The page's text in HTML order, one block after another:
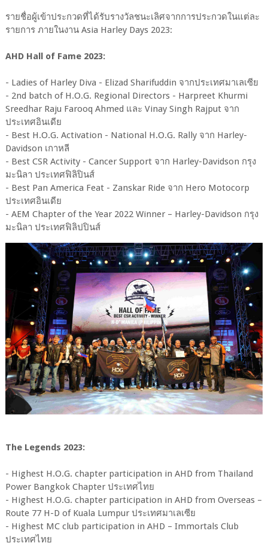
รายชื่อผู้เข้าประกวดที่ได้รับรางวัลชนะเลิศจากการประกวดในแต่ละ
รายการ ภายในงาน Asia Harley Days 2023:
AHD Hall of Fame 2023:
- Ladies of Harley Diva - Elizad Sharifuddin จากประเทศมาเลเซีย
- 2nd batch of H.O.G. Regional Directors - Harpreet Khurmi
Sreedhar Raju Farooq Ahmed และ Vinay Singh Rajput จาก
ประเทศอินเดีย
- Best H.O.G. Activation - National H.O.G. Rally จาก Harley-
Davidson เกาหลี
- Best CSR Activity - Cancer Support จาก Harley-Davidson กรุง
มะนิลา ประเทศฟิลิปินส์
- Best Pan America Feat - Zanskar Ride จาก Hero Motocorp
ประเทศอินเดีย
- AEM Chapter of the Year 2022 Winner – Harley-Davidson กรุง
มะนิลา ประเทศฟิลิปปินส์
The Legends 2023:
- Highest H.O.G. chapter participation in AHD from Thailand
Power Bangkok Chapter ประเทศไทย
- Highest H.O.G. chapter participation in AHD from Overseas –
Route 77 H-D of Kuala Lumpur ประเทศมาเลเซีย
- Highest MC club participation in AHD – Immortals Club
ประเทศไทย